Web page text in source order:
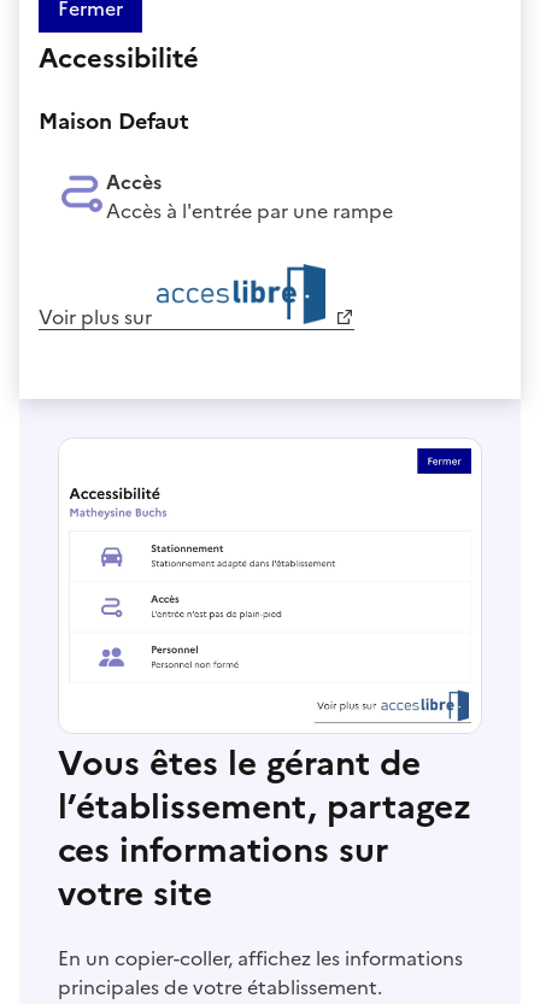
Fermer
Accessibilité
Maison Defaut
Accès
Accès à l'entrée par une rampe
Voir plus sur
Vous êtes le gérant de
l’établissement, partagez
ces informations sur
votre site
En un copier-coller, affichez les informations
principales de votre établissement.